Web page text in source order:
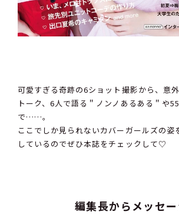
可愛すぎる奇跡の6ショット撮影から、意
トーク、6人で語る＂ノンノあるある＂や
で……。
ここでしか見られないカバーガールズの姿
しているのでぜひ本誌をチェックして♡
編集長からメッセ